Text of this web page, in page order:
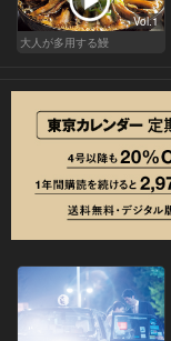
Vol.1
大人が多用する鰻